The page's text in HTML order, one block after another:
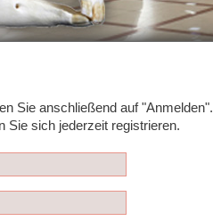
Sie anschließend auf "Anmelden".
Sie sich jederzeit registrieren.